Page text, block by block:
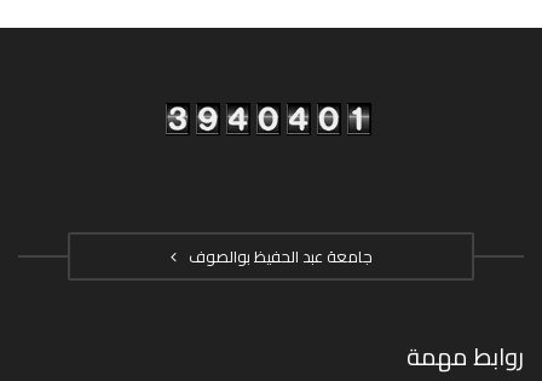
جامعة عبد الحفيظ بوالصوف
روابط مهمة